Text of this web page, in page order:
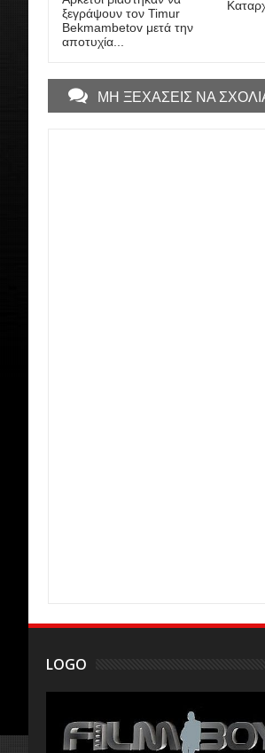
ξεγράψουν τον Timur
Bekmambetov μετά την
αποτυχία...
ΜΗ ΞΕΧΑΣΕΙΣ ΝΑ
LOGO